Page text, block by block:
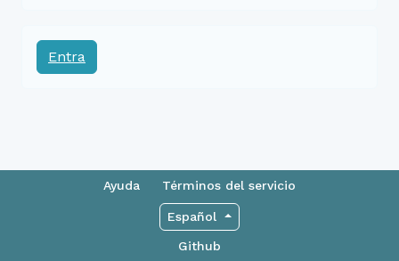
Entra
Ayuda Términos del servicio
Español
Github